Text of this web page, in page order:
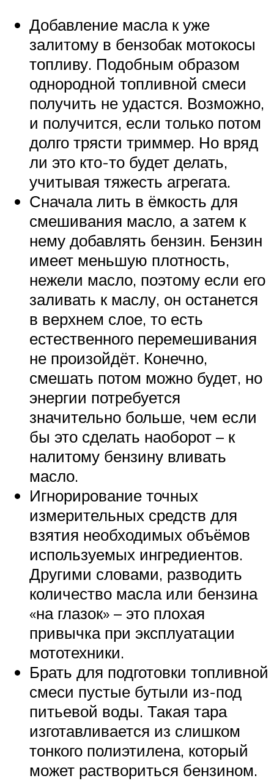
Добавление масла к уже
залитому в бензобак мотокосы
топливу. Подобным образом
однородной топливной смеси
получить не удастся. Возможно,
и получится, если только потом
долго трясти триммер. Но вряд
ли это кто-то будет делать,
учитывая тяжесть агрегата.
Сначала лить в ёмкость для
смешивания масло, а затем к
нему добавлять бензин. Бензин
имеет меньшую плотность,
нежели масло, поэтому если его
заливать к маслу, он останется
в верхнем слое, то есть
естественного перемешивания
не произойдёт. Конечно,
смешать потом можно будет, но
энергии потребуется
значительно больше, чем если
бы это сделать наоборот – к
налитому бензину вливать
масло.
Игнорирование точных
измерительных средств для
взятия необходимых объёмов
используемых ингредиентов.
Другими словами, разводить
количество масла или бензина
«на глазок» – это плохая
привычка при эксплуатации
мототехники.
Брать для подготовки топливной
смеси пустые бутыли из-под
питьевой воды. Такая тара
изготавливается из слишком
тонкого полиэтилена, который
может раствориться бензином.